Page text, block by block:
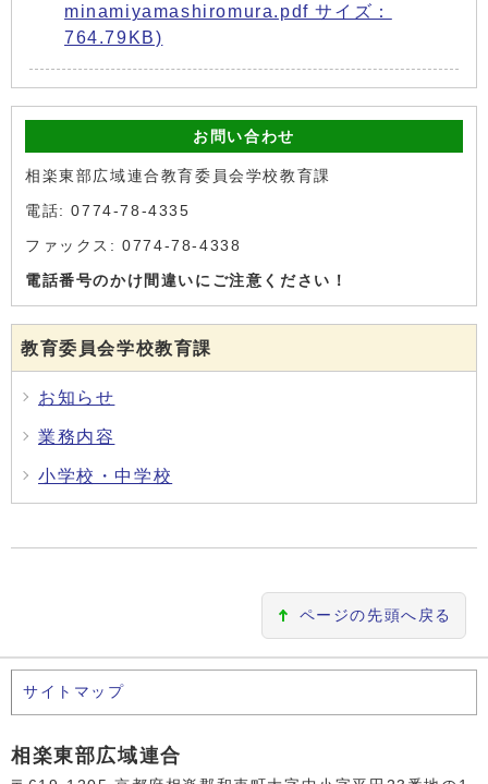
minamiyamashiromura.pdf サイズ：
764.79KB)
お問い合わせ
相楽東部広域連合教育委員会学校教育課
電話: 0774-78-4335
ファックス: 0774-78-4338
電話番号のかけ間違いにご注意ください！
教育委員会学校教育課
お知らせ
業務内容
小学校・中学校
ページの先頭へ戻る
サイトマップ
相楽東部広域連合